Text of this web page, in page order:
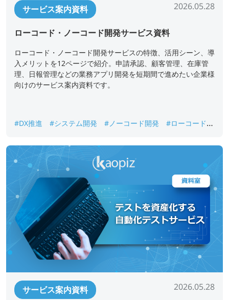
サービス案内資料 2026.05.28
ローコード・ノーコード開発サービス資料
ローコード・ノーコード開発サービスの特徴、活用シーン、導
入メリットを12ページで紹介。申請承認、顧客管理、在庫管
理、日報管理などの業務アプリ開発を短期間で進めたい企業様
向けのサービス案内資料です。
#DX推進 #システム開発 #ノーコード開発
#ローコード開
サービス案内資料 2026.05.28